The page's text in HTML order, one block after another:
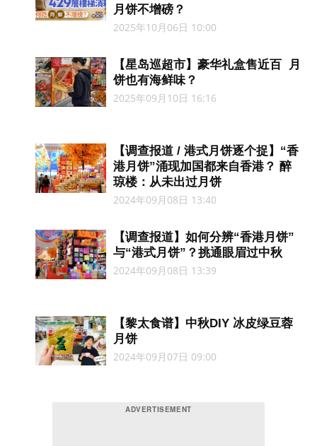
月饼不增磅？
2025年10月06日 10:00
【星岛巡超市】豪华礼盒售近百 月
饼也有海鲜味？
2025年09月10日 16:16
【调查报道 / 港式月饼逐个捉】“香
港月饼”涌现加国都来自香港？ 醉
琼楼：从未出过月饼
2024年09月08日 13:40
【调查报道】如何分辨“香港月饼”
与“港式月饼”？挑通眼眉过中秋
2024年09月08日 13:39
【黎太食谱】中秋DIY 冰皮绿豆蓉
月饼
2024年09月07日 09:00